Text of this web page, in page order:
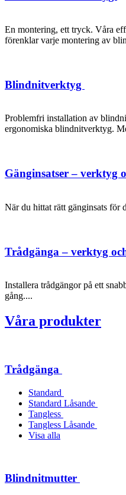
En montering, ett tryck. Våra
förenklar varje montering av
Blindnitverktyg
Problemfri installation av
ergonomiska blindnitverktyg.
Gänginsatser – verktyg
När du hittat rätt gänginsats för
Trådgänga – verktyg
Installera trådgängor på ett
gång....
Våra produkter
Trådgänga
Standard
Standard Låsande
Tangless
Tangless Låsande
Visa alla
Blindnitmutter